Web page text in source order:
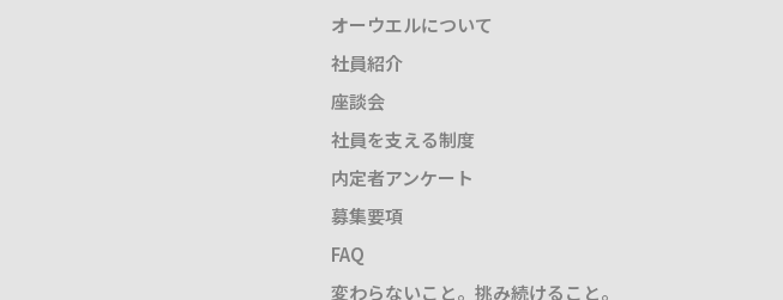
オーウエルについて
社員紹介
座談会
社員を支える制度
内定者アンケート
募集要項
FAQ
変わらないこと。挑み続けること。